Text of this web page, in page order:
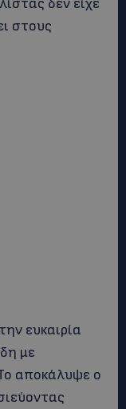
δεν είχε
στους
ευκαιρία
με
αποκάλυψε ο